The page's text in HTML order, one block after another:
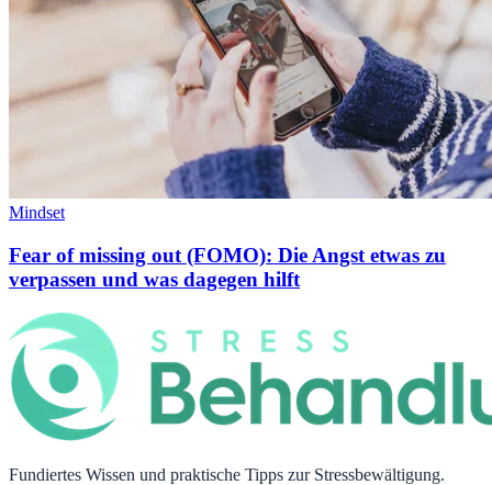
Mindset
Fear of missing out (FOMO): Die Angst etwas zu
verpassen und was dagegen hilft
Fundiertes Wissen und praktische Tipps zur Stressbewältigung.